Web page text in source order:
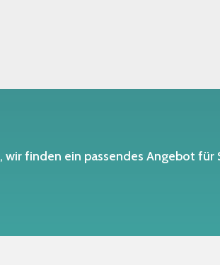
, wir finden ein passendes Angebot für